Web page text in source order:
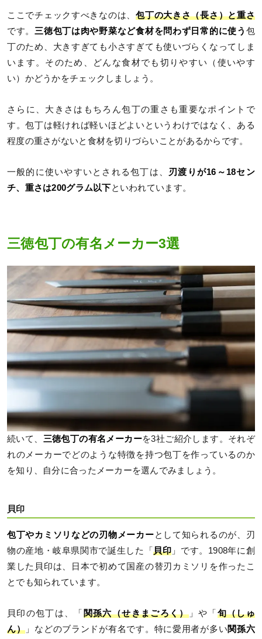
ここでチェックすべきなのは、包丁の大きさ（長さ）と重さ
です。 三徳包丁は肉や野菜など食材を問わず日常的に使う 包
丁のため、大きすぎても小さすぎても使いづらくなってしま
います。そのため、どんな食材でも切りやすい（使いやす
い）かどうかをチェックしましょう。
さらに、大きさはもちろん包丁の重さも重要なポイントで
す。包丁は軽ければ軽いほどよいというわけではなく、ある
程度の重さがないと食材を切りづらいことがあるからです。
一般的に使いやすいとされる包丁は、 刃渡りが16～18セン
チ、重さは200グラム以下といわれています。
三徳包丁の有名メーカー3選
続いて、 三徳包丁の有名メーカーを3社ご紹介します。それぞ
れのメーカーでどのような特徴を持つ包丁を作っているのか
を知り、自分に合ったメーカーを選んでみましょう。
貝印
包丁やカミソリなどの刃物メーカーとして知られるのが、刃
物の産地・岐阜県関市で誕生した「貝印 」です。1908年に創
業した貝印は、日本で初めて国産の替刃カミソリを作ったこ
とでも知られています。
貝印の包丁は、「 関孫六（せきまごろく）」や「 旬（しゅ
ん） 」などのブランドが有名です。特に愛用者が多い関孫六